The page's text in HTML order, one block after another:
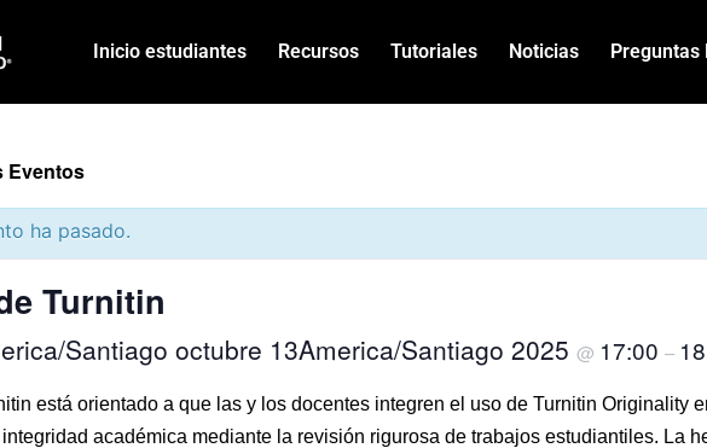
Inicio estudiantes Recursos Tutoriales Noticias Preguntas
Eventos
ha pasado.
Turnitin
Santiago octubre 13America/Santiago 2025 @ 17:00 –
está orientado a que las y los docentes integren el uso de Turnitin Originality
académica mediante la revisión rigurosa de trabajos estudiantiles. La